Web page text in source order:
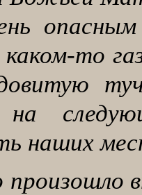
каком-то
на
наших